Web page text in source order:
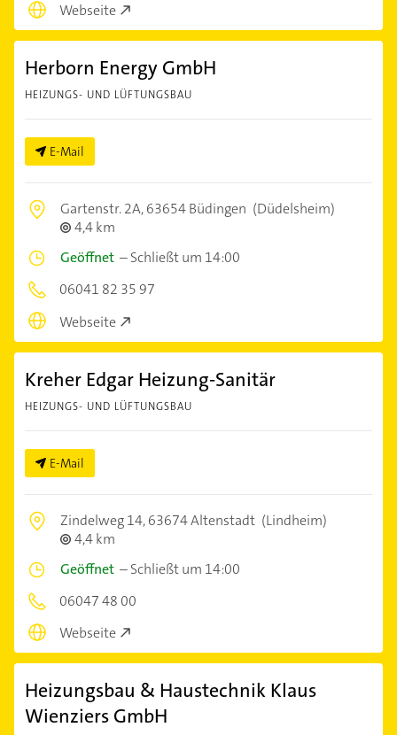
Webseite
Herborn Energy GmbH
HEIZUNGS- UND LÜFTUNGSBAU
E-Mail
Gartenstr. 2A,63654 Büdingen (Düdelsheim)
4,4 km
Geöffnet –Schließt um 14:00
06041 82 35 97
Webseite
Kreher Edgar Heizung-Sanitär
HEIZUNGS- UND LÜFTUNGSBAU
E-Mail
Zindelweg 14,63674 Altenstadt (Lindheim)
4,4 km
Geöffnet –Schließt um 14:00
06047 48 00
Webseite
Heizungsbau & Haustechnik Klaus
Wienziers GmbH